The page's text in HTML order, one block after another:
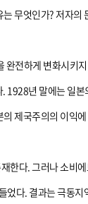
무엇인가? 저자의
전하게 변화시
년 말에는 일
제국주의의 이익
다. 그러나 소비
다. 결과는 극동